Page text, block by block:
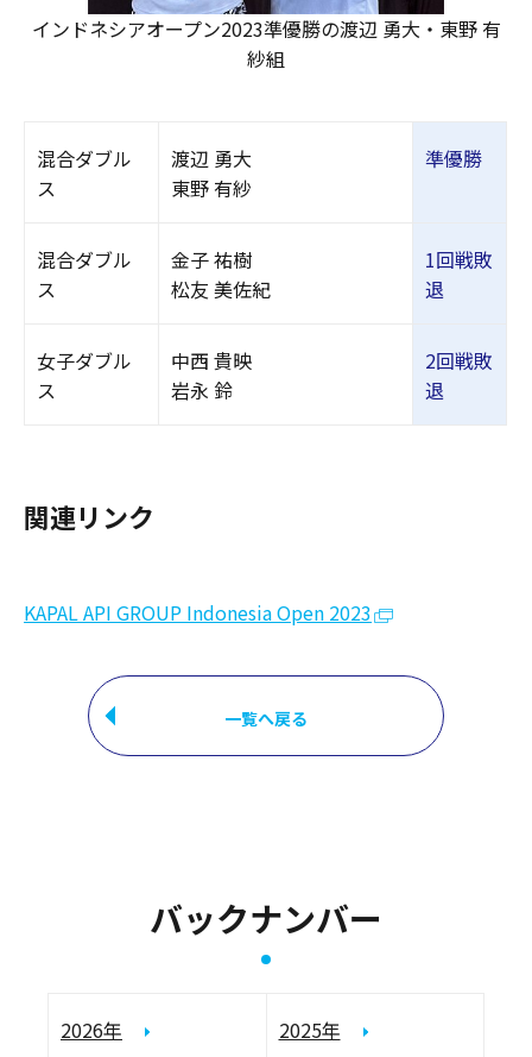
インドネシアオープン2023準優勝の渡辺 勇大・東野 有
紗組
混合ダブル
ス
渡辺 勇大
東野 有紗
準優勝
混合ダブル
ス
金子 祐樹
松友 美佐紀
1回戦敗
退
女子ダブル
ス
中西 貴映
岩永 鈴
2回戦敗
退
関連リンク
KAPAL API GROUP Indonesia Open 2023
一覧へ戻る
バックナンバー
2026年 2025年